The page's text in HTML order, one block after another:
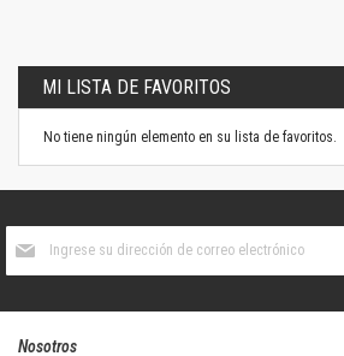
MI LISTA DE FAVORITOS
No tiene ningún elemento en su lista de favoritos.
boletín
Nosotros